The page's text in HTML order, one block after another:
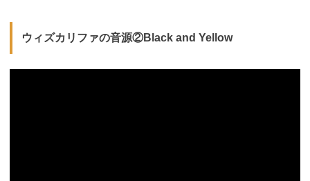
ウィズカリファの音源②Black and Yellow